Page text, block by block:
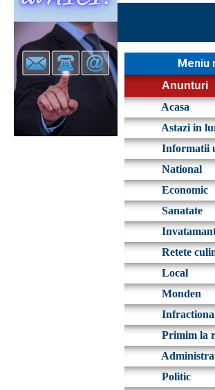
Meniu
Anunturi
Acasa
Astazi in
Informatii
National
Economic
Sanatate
Retete
Local
Monden
Primim la
Politic